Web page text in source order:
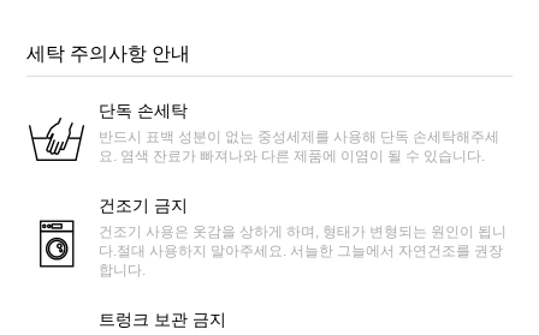
세탁 주의사항 안내
단독 손세탁
반드시 표백 성분이 없는 중성세제를 사용해 단독 손세탁해주세
요. 염색 잔료가 빠져나와 다른 제품에 이염이 될 수 있습니다.
건조기 금지
건조기 사용은 옷감을 상하게 하며, 형태가 변형되는 원인이 됩니
다.절대 사용하지 말아주세요. 서늘한 그늘에서 자연건조를 권장
합니다.
트렁크 보관 금지